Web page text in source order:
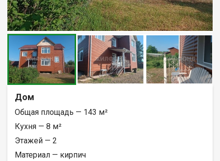
Дом
Общая площадь — 143 м²
Кухня — 8 м²
Этажей — 2
Материал — кирпич